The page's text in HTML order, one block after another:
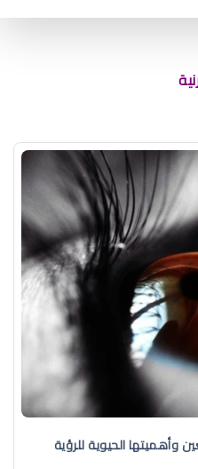
وأهميتها الحيوية للرؤية